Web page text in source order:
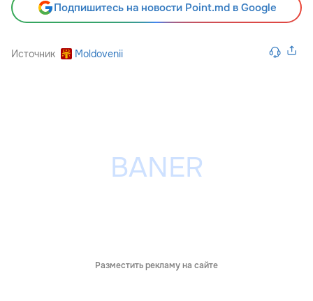
Подпишитесь на новости Point.md в Google
Источник Moldovenii
Разместить рекламу на сайте